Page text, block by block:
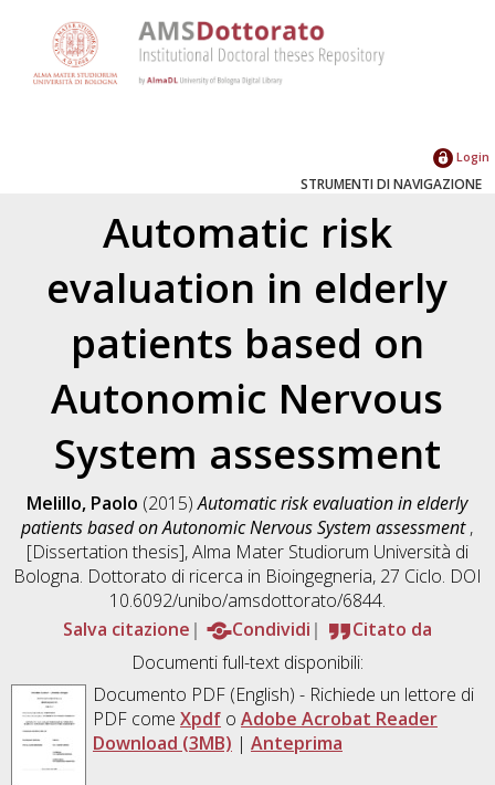
Login
STRUMENTI DI NAVIGAZIONE
Automatic risk
evaluation in elderly
patients based on
Autonomic Nervous
System assessment
Melillo, Paolo (2015)Automatic risk evaluation in elderly
patients based on Autonomic Nervous System assessment,
[Dissertation thesis], Alma Mater Studiorum Università di
Bologna. Dottorato di ricerca in Bioingegneria, 27 Ciclo. DOI
10.6092/unibo/amsdottorato/6844.
Salva citazione
Condividi
Citato da
Documenti full-text disponibili:
Documento PDF(English) - Richiede un lettore di
PDF come Xpdfo Adobe Acrobat Reader
Download (3MB) | Anteprima